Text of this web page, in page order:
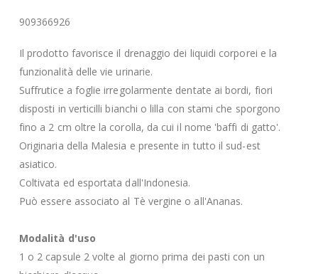
909366926
Il prodotto favorisce il drenaggio dei liquidi corporei e la
funzionalità delle vie urinarie.
Suffrutice a foglie irregolarmente dentate ai bordi, fiori
disposti in verticilli bianchi o lilla con stami che sporgono
fino a 2 cm oltre la corolla, da cui il nome 'baffi di gatto'.
Originaria della Malesia e presente in tutto il sud-est
asiatico.
Coltivata ed esportata dall'Indonesia.
Può essere associato al Tè vergine o all'Ananas.
Modalità d'uso
1 o 2 capsule 2 volte al giorno prima dei pasti con un